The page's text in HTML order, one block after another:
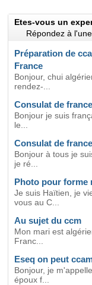
Etes-vous un
Répondez à
Préparation de
France
Bonjour, chui
rendez-...
Consulat de
Bonjour je suis
le...
Consulat de
Bonjour à tous je
je ré...
Photo pour forme
Je suis Haïtien, je
vous au C...
Au sujet du ccm
Mon mari est
Franc...
Eseq on peut
Bonjour, je
époux f...